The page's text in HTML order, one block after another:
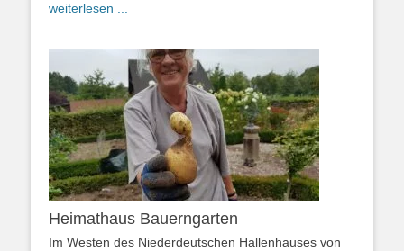
weiterlesen ...
Heimathaus Bauerngarten
Im Westen des Niederdeutschen Hallenhauses von